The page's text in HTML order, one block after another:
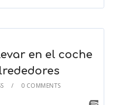
en el coche
0 COMMENTS